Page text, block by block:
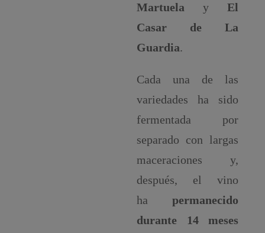
Martuela yEl
Casar de La
Guardia.
Cada una de las
variedades ha sido
fermentada por
separado con largas
maceraciones y,
después, el vino
hapermanecido
durante 14 meses